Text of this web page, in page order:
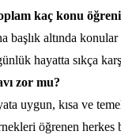
kaç konu
başlık altında konular
hayatta sıkça
zor mu?
uygun, kısa ve
öğrenen herkes